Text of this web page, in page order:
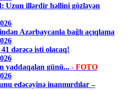
Uzun illərdir həllini gözləyən
Azərbaycanla bağlı açıqlama
dərəcə isti olacaq!
yaddaqalan günü... - FOTO
edəcəyinə inanmırdılar –